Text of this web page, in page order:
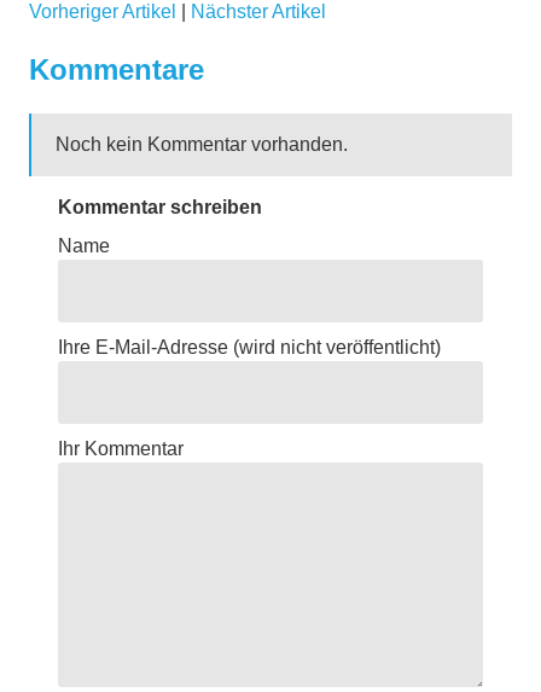
Vorheriger Artikel Nächster Artikel
Kommentare
Noch kein Kommentar vorhanden.
Kommentar schreiben
Name
Ihre E-Mail-Adresse (wird nicht veröffentlicht)
Ihr Kommentar